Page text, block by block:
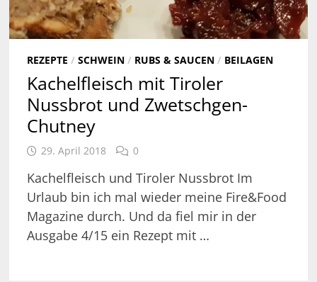
REZEPTE / SCHWEIN/ RUBS & SAUCEN/ BEILAGEN
Kachelfleisch mit Tiroler
Nussbrot und Zwetschgen-
Chutney
29. April 2018 0
Kachelfleisch und Tiroler Nussbrot Im
Urlaub bin ich mal wieder meine Fire&Food
Magazine durch. Und da fiel mir in der
Ausgabe 4/15 ein Rezept mit …